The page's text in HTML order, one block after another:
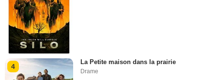
4
La Petite maison dans la prairie
Drame